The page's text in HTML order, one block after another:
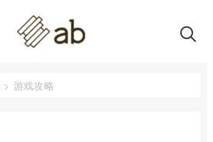
> 游戏攻略